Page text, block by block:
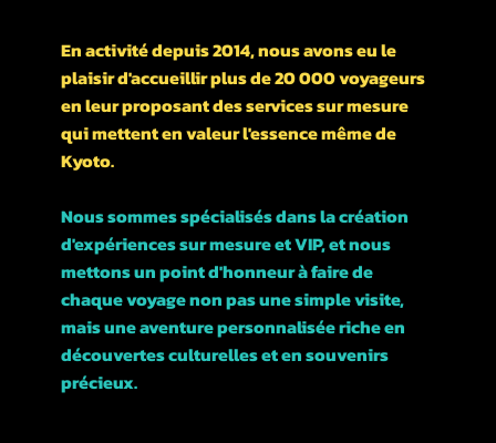
En activité depuis 2014, nous avons eu le
plaisir d'accueillir plus de 20 000 voyageurs
en leur proposant des services sur mesure
qui mettent en valeur l'essence même de
Kyoto.
Nous sommes spécialisés dans la création
d'expériences sur mesure et VIP, et nous
mettons un point d'honneur à faire de
chaque voyage non pas une simple visite,
mais une aventure personnalisée riche en
découvertes culturelles et en souvenirs
précieux.